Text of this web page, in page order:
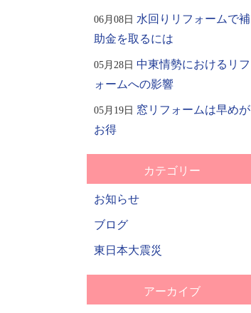
06月08日 水回りリフォームで補
助金を取るには
05月28日 中東情勢におけるリフ
ォームへの影響
05月19日 窓リフォームは早めが
お得
カテゴリー
お知らせ
ブログ
東日本大震災
アーカイブ